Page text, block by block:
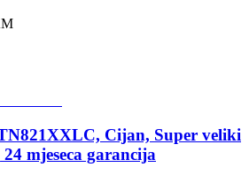
Cijan, Super veliki
mjeseca garancija